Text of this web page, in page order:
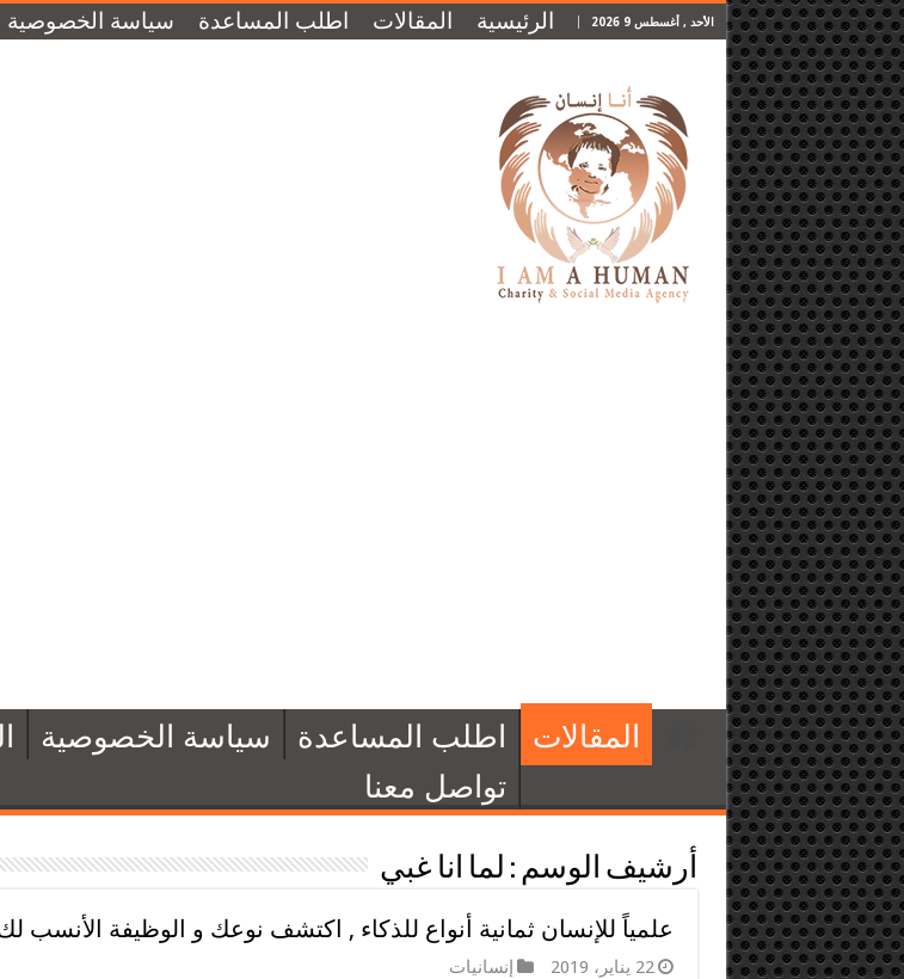
الأحد , أغسطس 9 2026 الرئيسية المقالات اطلب المساعدة سياسة الخصوصية
المقالات اطلب المساعدة سياسة الخصوصية
تواصل معنا
أرشيف الوسم : لما انا غبي
علمياً للإنسان ثمانية أنواع للذكاء , اكتشف نوعك و الوظيفة الأنسب
22 يناير، 2019 إنسانيات